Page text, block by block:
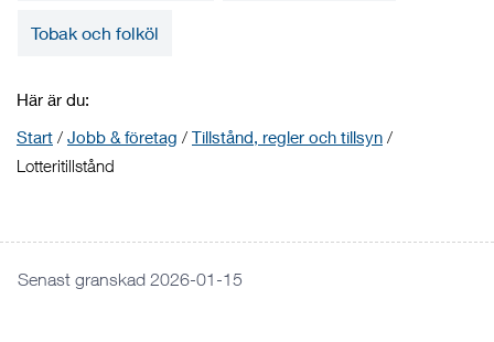
Tobak och folköl
Här är du:
Start / Jobb & företag / Tillstånd, regler och tillsyn /
Lotteritillstånd
Senast granskad 2026-01-15